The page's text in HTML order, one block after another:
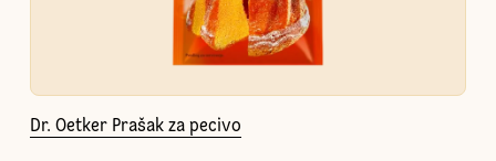
Dr. Oetker Prašak za pecivo